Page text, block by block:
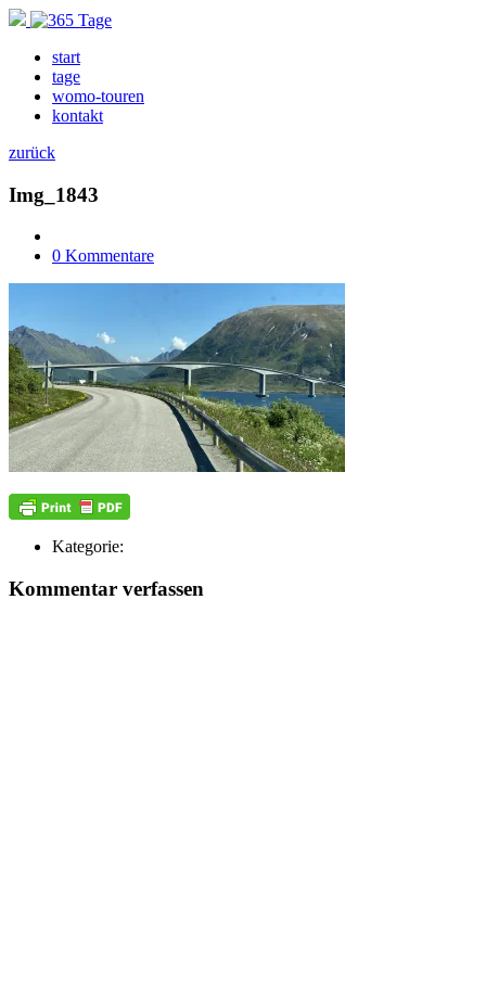
start
tage
womo-touren
kontakt
zurück
Img_1843
0 Kommentare
Kategorie:
Kommentar verfassen